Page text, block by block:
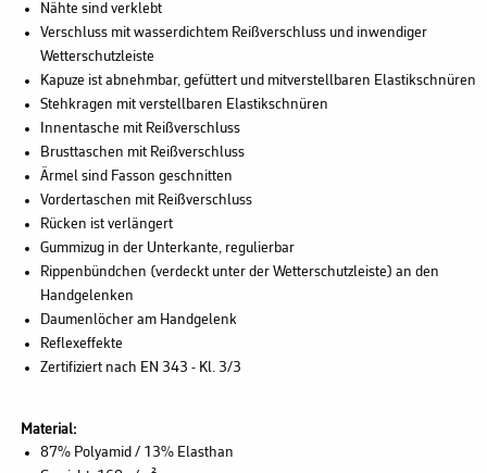
Nähte sind verklebt
Verschluss mit wasserdichtem Reißverschluss und inwendiger
Wetterschutzleiste
Kapuze ist abnehmbar, gefüttert und mitverstellbaren Elastikschnüren
Stehkragen mit verstellbaren Elastikschnüren
Innentasche mit Reißverschluss
Brusttaschen mit Reißverschluss
Ärmel sind Fasson geschnitten
Vordertaschen mit Reißverschluss
Rücken ist verlängert
Gummizug in der Unterkante, regulierbar
Rippenbündchen (verdeckt unter der Wetterschutzleiste) an den
Handgelenken
Daumenlöcher am Handgelenk
Reflexeffekte
Zertifiziert nach EN 343 - Kl. 3/3
Material:
87% Polyamid / 13% Elasthan